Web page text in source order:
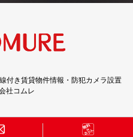
付き賃貸物件情報・防犯カメラ設置
社コムレ